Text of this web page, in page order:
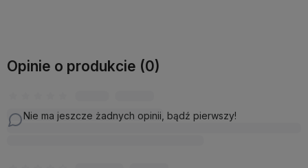
Opinie o produkcie (0)
Nie ma jeszcze żadnych opinii, bądź pierwszy!